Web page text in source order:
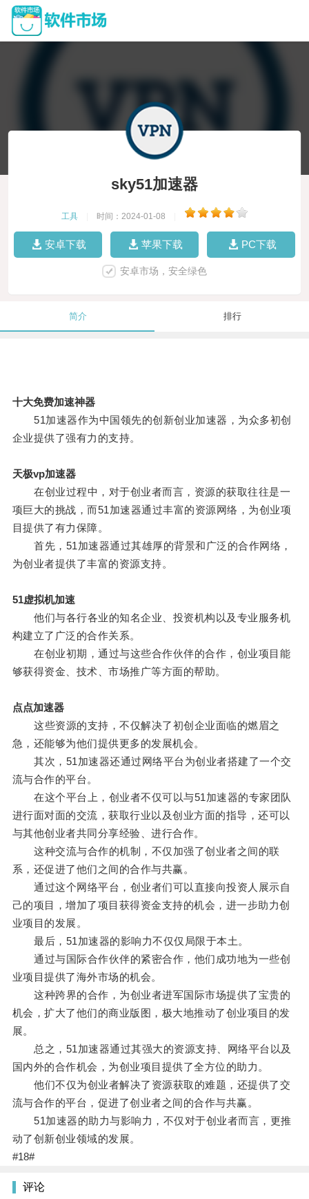
sky51加速器
工具 时间：2024-01-08
安卓下载 苹果下载 PC下载
安卓市场，安全绿色
简介 排行
十大免费加速神器
51加速器作为中国领先的创新创业加速器，为众多初创
企业提供了强有力的支持。
天极vp加速器
在创业过程中，对于创业者而言，资源的获取往往是一
项巨大的挑战，而51加速器通过丰富的资源网络，为创业项
目提供了有力保障。
首先，51加速器通过其雄厚的背景和广泛的合作网络，
为创业者提供了丰富的资源支持。
51虚拟机加速
他们与各行各业的知名企业、投资机构以及专业服务机
构建立了广泛的合作关系。
在创业初期，通过与这些合作伙伴的合作，创业项目能
够获得资金、技术、市场推广等方面的帮助。
点点加速器
这些资源的支持，不仅解决了初创企业面临的燃眉之
急，还能够为他们提供更多的发展机会。
其次，51加速器还通过网络平台为创业者搭建了一个交
流与合作的平台。
在这个平台上，创业者不仅可以与51加速器的专家团队
进行面对面的交流，获取行业以及创业方面的指导，还可以
与其他创业者共同分享经验、进行合作。
这种交流与合作的机制，不仅加强了创业者之间的联
系，还促进了他们之间的合作与共赢。
通过这个网络平台，创业者们可以直接向投资人展示自
己的项目，增加了项目获得资金支持的机会，进一步助力创
业项目的发展。
最后，51加速器的影响力不仅仅局限于本土。
通过与国际合作伙伴的紧密合作，他们成功地为一些创
业项目提供了海外市场的机会。
这种跨界的合作，为创业者进军国际市场提供了宝贵的
机会，扩大了他们的商业版图，极大地推动了创业项目的发
展。
总之，51加速器通过其强大的资源支持、网络平台以及
国内外的合作机会，为创业项目提供了全方位的助力。
他们不仅为创业者解决了资源获取的难题，还提供了交
流与合作的平台，促进了创业者之间的合作与共赢。
51加速器的助力与影响力，不仅对于创业者而言，更推
动了创新创业领域的发展。
#18#
评论